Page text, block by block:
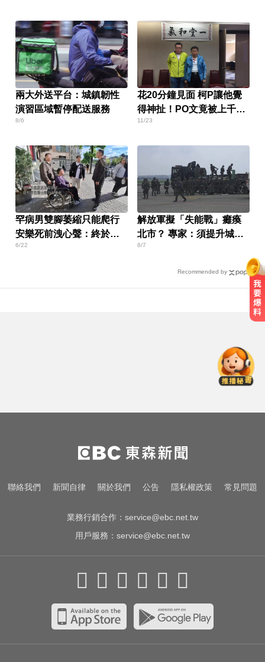
兩大外送平台：城鎮韌性
演習區域暫停配送服務
8/6
花20分鐘見面 柯P讓他覺
得神扯！PO文竟被上千網
友推爆
11/23
罕病男雙腳萎縮只能爬行
安樂死前洩心聲：終於看
到盡頭
6/22
解放軍擬「失能戰」癱瘓
北市？ 專家：須提升城鎮
韌性
8/7
Recommended by
壽68歲 好友證實噩耗
台中恐怖車禍！婦人遭大貨車猛撞
下半身重創身亡
明年起0~18歲「每月領5千」 賴清
聯絡我們 新聞自律 關於我們 公告 隱私權政策 常見問題
業務行銷合作： service@ebc.net.tw
用戶服務： service@ebc.net.tw